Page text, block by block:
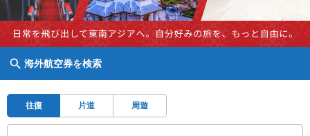
海外航空券を検索
往復 片道 周遊